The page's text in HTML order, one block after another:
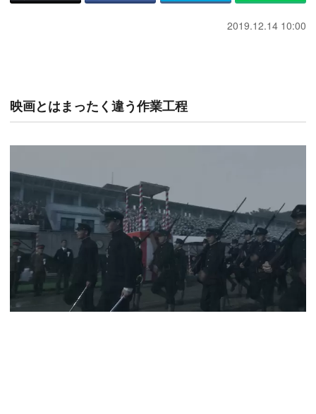
2019.12.14 10:00
映画とはまったく違う作業工程